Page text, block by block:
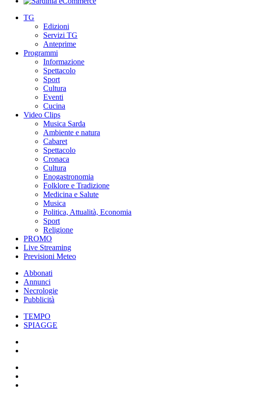
TG
Edizioni
Servizi TG
Anteprime
Programmi
Informazione
Spettacolo
Sport
Cultura
Eventi
Cucina
Video Clips
Musica Sarda
Ambiente e natura
Cabaret
Spettacolo
Cronaca
Cultura
Enogastronomia
Folklore e Tradizione
Medicina e Salute
Musica
Politica, Attualità, Economia
Sport
Religione
PROMO
Live Streaming
Previsioni Meteo
Abbonati
Annunci
Necrologie
Pubblicità
TEMPO
SPIAGGE